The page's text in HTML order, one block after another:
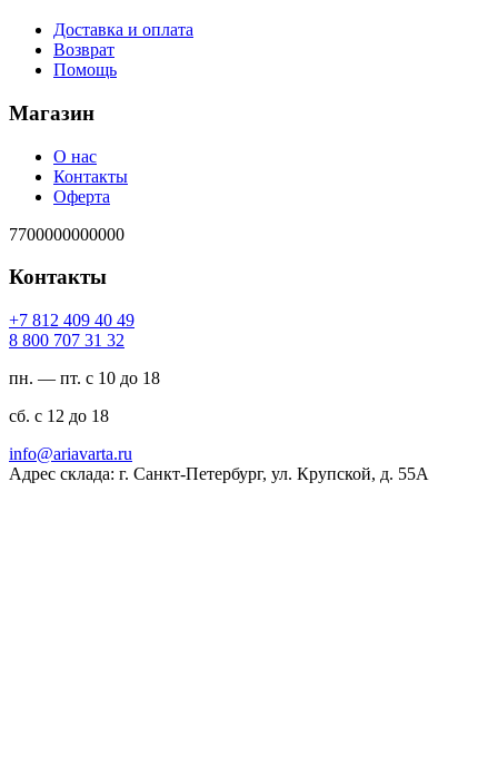
Доставка и оплата
Возврат
Помощь
Магазин
О нас
Контакты
Оферта
7700000000000
Контакты
94 04 904 218 7+
23 13 707 008 8
пн. — пт. с 10 до 18
сб. с 12 до 18
ur.atravaira@ofni
Адрес склада: г. Санкт-Петербург, ул. Крупской, д. 55А